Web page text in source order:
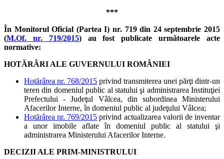
***
În Monitorul Oficial (Partea I) nr. 719 din 24 septembrie 2015
(M.Of. nr. 719/2015) au fost publicate următoarele acte
normative:
HOTĂRÂRI ALE GUVERNULUI ROMÂNIEI
Hotărârea nr. 768/2015 privind transmiterea unei părţi dintr-un
teren din domeniul public al statului şi administrarea Instituţiei
Prefectului - Judeţul Vâlcea, din subordinea Ministerului
Afacerilor Interne, în domeniul public al judeţului Vâlcea;
Hotărârea nr. 769/2015 privind actualizarea valorii de inventar
a unor imobile aflate în domeniul public al statului şi
administrarea Ministerului Afacerilor Interne.
DECIZII ALE PRIM-MINISTRULUI